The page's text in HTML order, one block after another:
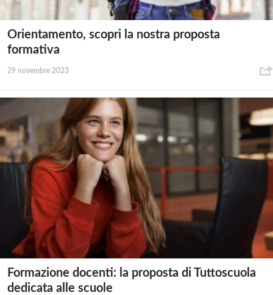
Orientamento, scopri la nostra proposta
formativa
29 novembre 2023
Formazione docenti: la proposta di Tuttoscuola
dedicata alle scuole